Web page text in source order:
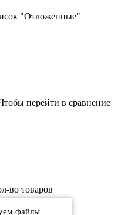
файлы
"Отложенные"
перейти в сравнение
во товаров